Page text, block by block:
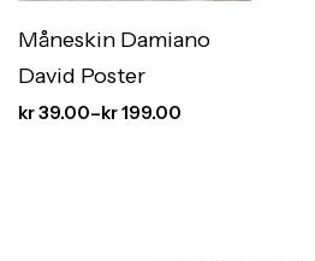
Måneskin Damiano
David Poster
kr39.00–kr199.00